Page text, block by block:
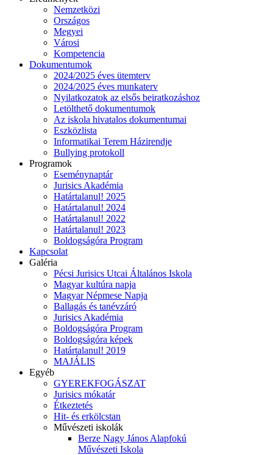
Nemzetközi
Országos
Megyei
Városi
Kompetencia
Dokumentumok
2024/2025 éves ütemterv
2024/2025 éves munkaterv
Nyilatkozatok az elsős beiratkozáshoz
Letölthető dokumentumok
Az iskola hivatalos dokumentumai
Eszközlista
Informatikai Terem Házirendje
Bullying protokoll
Programok
Eseménynaptár
Jurisics Akadémia
Határtalanul! 2025
Határtalanul! 2024
Határtalanul! 2022
Határtalanul! 2023
Boldogságóra Program
Kapcsolat
Galéria
Pécsi Jurisics Utcai Általános Iskola
Magyar kultúra napja
Magyar Népmese Napja
Ballagás és tanévzáró
Jurisics Akadémia
Boldogságóra Program
Boldogságóra képek
Határtalanul! 2019
MAJÁLIS
Egyéb
GYEREKFOGÁSZAT
Jurisics mókatár
Étkeztetés
Hit- és erkölcstan
Művészeti iskolák
Berze Nagy János Alapfokú
Művészeti Iskola